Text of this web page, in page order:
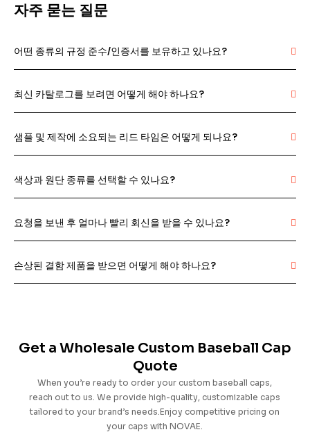
자주 묻는 질문
어떤 종류의 규정 준수/인증서를 보유하고 있나요?
최신 카탈로그를 보려면 어떻게 해야 하나요?
샘플 및 제작에 소요되는 리드 타임은 어떻게 되나요?
색상과 원단 종류를 선택할 수 있나요?
요청을 보낸 후 얼마나 빨리 회신을 받을 수 있나요?
손상된 결함 제품을 받으면 어떻게 해야 하나요?
Get a Wholesale Custom Baseball Cap
Quote
When you’re ready to order your custom baseball caps,
reach out to us. We provide high-quality, customizable caps
tailored to your brand’s needs.Enjoy competitive pricing on
your caps with NOVAE.